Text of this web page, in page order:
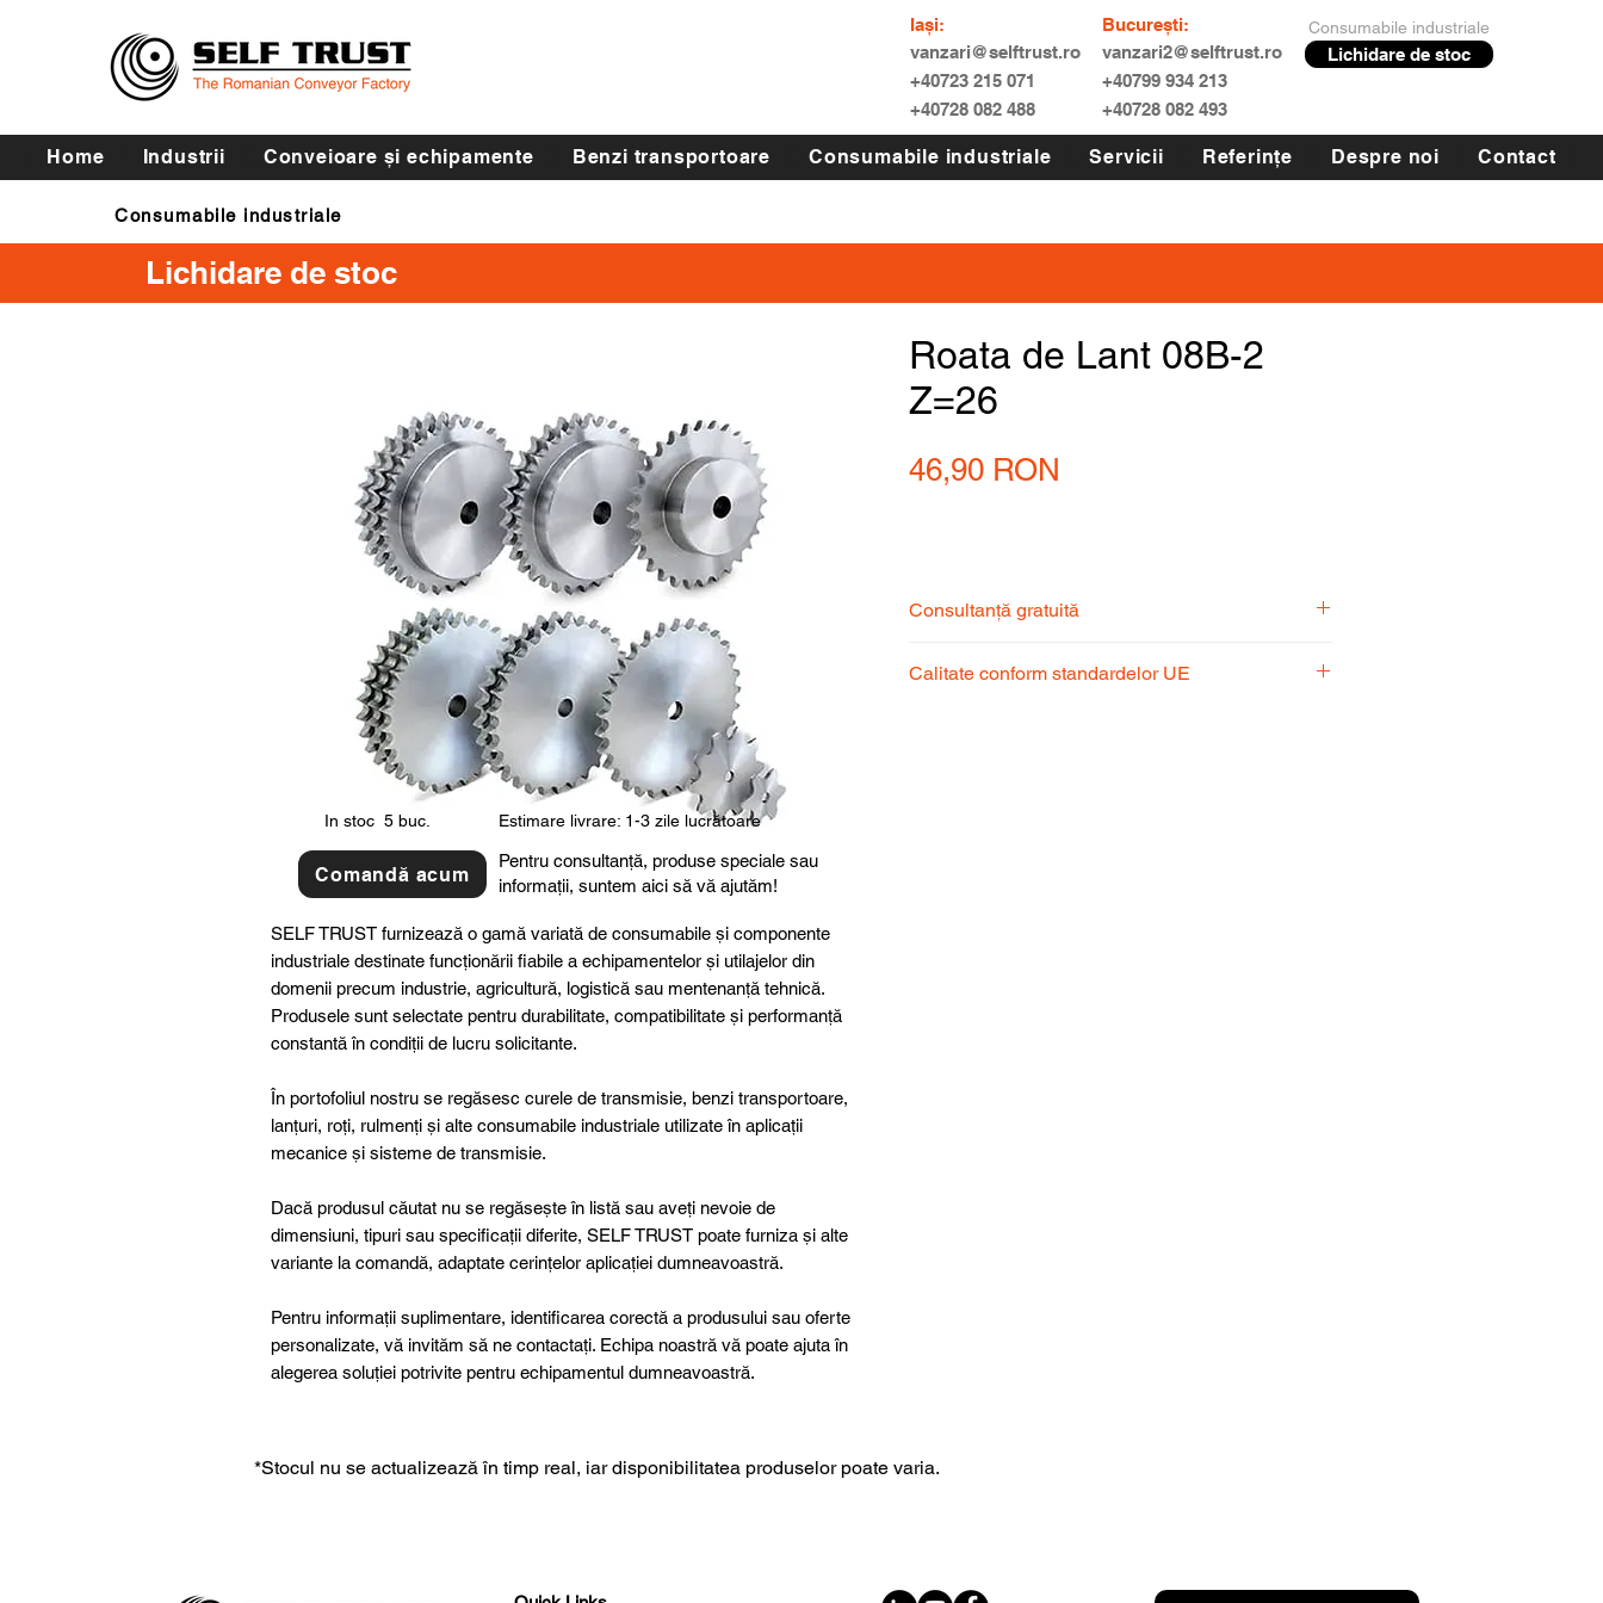
Iași:
vanzari@selftrust.ro
+40723 215 071
+40728 082 488
București:
vanzari2@selftrust.ro
+40799 934 213
+40728 082 493
Consumabile industriale
Lichidare de stoc
Home Industrii Conveioare și echipamente Benzi transportoare Consumabile industriale Servicii Referințe Despre noi Contact
Consumabile industriale
Curele de transmisie
Lichidare de stoc
SELF TRUST furnizează o gamă variată de consumabile și componente
industriale destinate funcționării fiabile a echipamentelor și utilajelor din
domenii precum industrie, agricultură, logistică sau mentenanță tehnică.
Produsele sunt selectate pentru durabilitate, compatibilitate și performanță
constantă în condiții de lucru solicitante.
În portofoliul nostru se regăsesc curele de transmisie, benzi transportoare,
lanțuri, roți, rulmenți și alte consumabile industriale utilizate în aplicații
mecanice și sisteme de transmisie.
Dacă produsul căutat nu se regăsește în listă sau aveți nevoie de
dimensiuni, tipuri sau specificații diferite, SELF TRUST poate furniza și alte
variante la comandă, adaptate cerințelor aplicației dumneavoastră.
Pentru informații suplimentare, identificarea corectă a produsului sau oferte
personalizate, vă invităm să ne contactați. Echipa noastră vă poate ajuta în
alegerea soluției potrivite pentru echipamentul dumneavoastră.
Roata de Lant 08B-2
Z=26
46,90 RON
Consultanță gratuită
pentru a alege produsul potrivit nevoilor
Calitate conform standardelor UE
In stoc 5 buc.
Comandă acum
Estimare livrare: 1-3 zile lucrătoare
Pentru consultanță, produse speciale sau
informații, suntem aici să vă ajutăm!
*Stocul nu se actualizează în timp real, iar disponibilitatea produselor poate varia.